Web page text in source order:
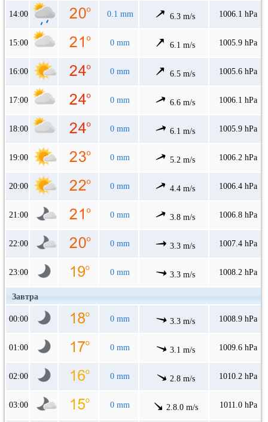
14:00 0.1 mm 6.3 m/s 1006.1 hPa
15:00 0 mm 6.1 m/s 1005.9 hPa
16:00 0 mm 6.5 m/s 1005.6 hPa
17:00 0 mm 6.6 m/s 1006.1 hPa
18:00 0 mm 6.1 m/s 1005.9 hPa
19:00 0 mm 5.2 m/s 1006.2 hPa
20:00 0 mm 4.4 m/s 1006.4 hPa
21:00 0 mm 3.8 m/s 1006.8 hPa
22:00 0 mm 3.3 m/s 1007.4 hPa
23:00 0 mm 3.3 m/s 1008.2 hPa
Завтра
00:00 0 mm 3.3 m/s 1008.9 hPa
01:00 0 mm 3.1 m/s 1009.6 hPa
02:00 0 mm 2.8 m/s 1010.2 hPa
03:00 0 mm 2.8.0 m/s 1011.0 hPa